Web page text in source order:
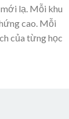
lạ. Mỗi khu
cao. Mỗi
của từng học